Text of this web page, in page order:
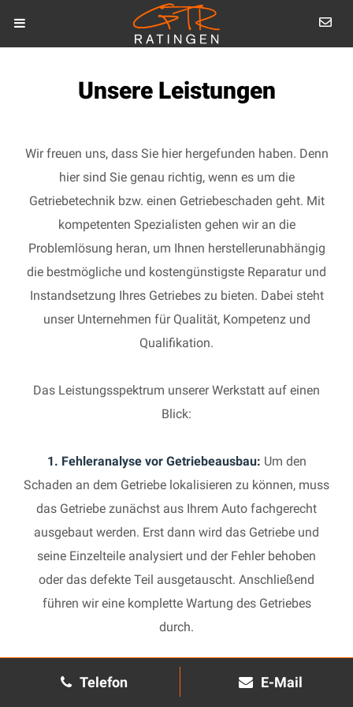
Telefon E-Mail
Unsere Leistungen
Wir freuen uns, dass Sie hier hergefunden haben. Denn
hier sind Sie genau richtig, wenn es um die
Getriebetechnik bzw. einen Getriebeschaden geht. Mit
kompetenten Spezialisten gehen wir an die
Problemlösung heran, um Ihnen herstellerunabhängig
die bestmögliche und kostengünstigste Reparatur und
Instandsetzung Ihres Getriebes zu bieten. Dabei steht
unser Unternehmen für Qualität, Kompetenz und
Qualifikation.
Das Leistungsspektrum unserer Werkstatt auf einen
Blick:
1. Fehleranalyse vor Getriebeausbau: Um den
Schaden an dem Getriebe lokalisieren zu können, muss
das Getriebe zunächst aus Ihrem Auto fachgerecht
ausgebaut werden. Erst dann wird das Getriebe und
seine Einzelteile analysiert und der Fehler behoben
oder das defekte Teil ausgetauscht. Anschließend
führen wir eine komplette Wartung des Getriebes
durch.
2. Manuelles Getriebe:
Die Reparatur eines komplexen
Schaltgetriebes ist äußerst aufwendig und benötigt